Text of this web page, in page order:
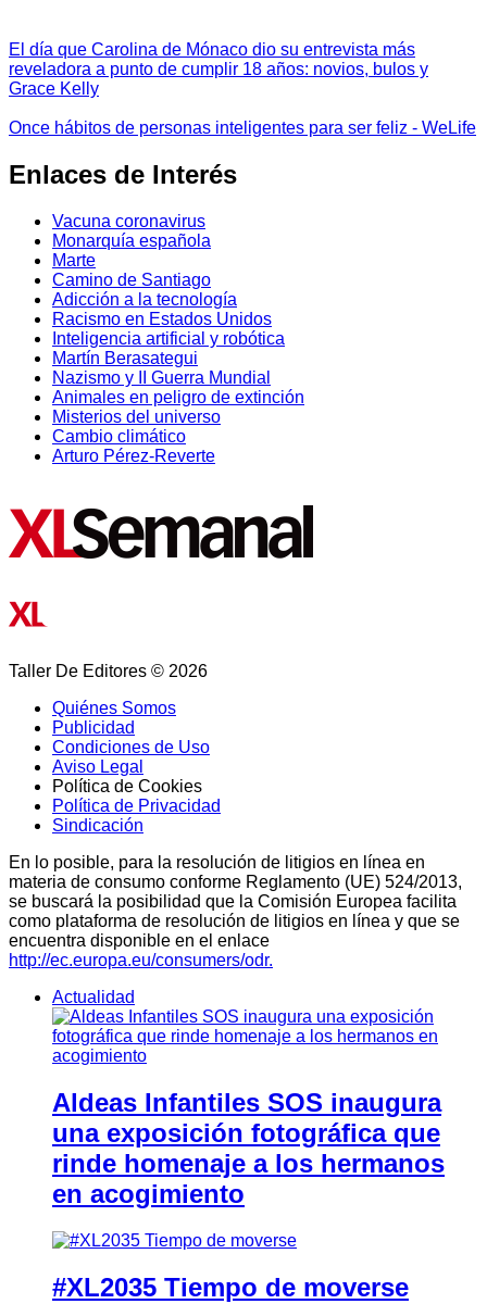
El día que Carolina de Mónaco dio su entrevista más
reveladora a punto de cumplir 18 años: novios, bulos y
Grace Kelly
Once hábitos de personas inteligentes para ser feliz - WeLife
Enlaces de Interés
Vacuna coronavirus
Monarquía española
Marte
Camino de Santiago
Adicción a la tecnología
Racismo en Estados Unidos
Inteligencia artificial y robótica
Martín Berasategui
Nazismo y II Guerra Mundial
Animales en peligro de extinción
Misterios del universo
Cambio climático
Arturo Pérez-Reverte
Taller De Editores © 2026
Quiénes Somos
Publicidad
Condiciones de Uso
Aviso Legal
Política de Cookies
Política de Privacidad
Sindicación
En lo posible, para la resolución de litigios en línea en
materia de consumo conforme Reglamento (UE) 524/2013,
se buscará la posibilidad que la Comisión Europea facilita
como plataforma de resolución de litigios en línea y que se
encuentra disponible en el enlace
http://ec.europa.eu/consumers/odr.
Actualidad
Aldeas Infantiles SOS inaugura
una exposición fotográfica que
rinde homenaje a los hermanos
en acogimiento
#XL2035 Tiempo de moverse